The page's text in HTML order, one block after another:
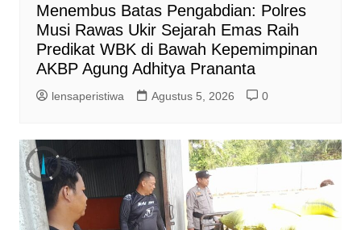
Menembus Batas Pengabdian: Polres
Musi Rawas Ukir Sejarah Emas Raih
Predikat WBK di Bawah Kepemimpinan
AKBP Agung Adhitya Prananta
lensaperistiwa Agustus 5, 2026 0